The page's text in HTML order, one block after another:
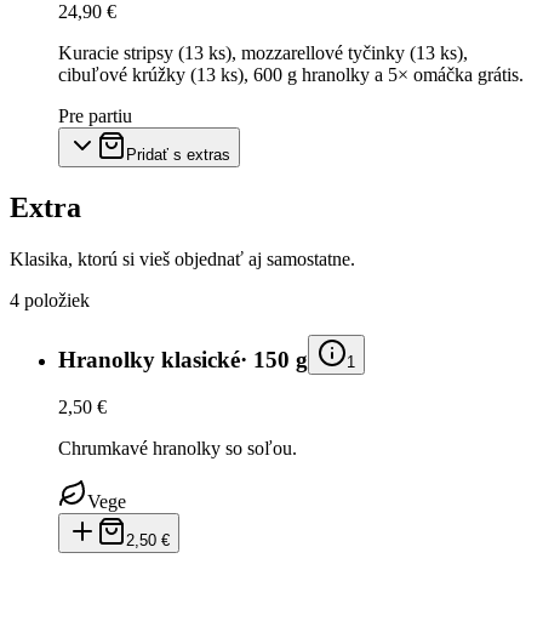
24,90 €
Kuracie stripsy (13 ks), mozzarellové tyčinky (13 ks),
cibuľové krúžky (13 ks), 600 g hranolky a 5× omáčka grátis.
Pre partiu
Pridať s extras
Extra
Klasika, ktorú si vieš objednať aj samostatne.
4 položiek
Hranolky klasické· 150 g 1
2,50 €
Chrumkavé hranolky so soľou.
Vege
2,50 €